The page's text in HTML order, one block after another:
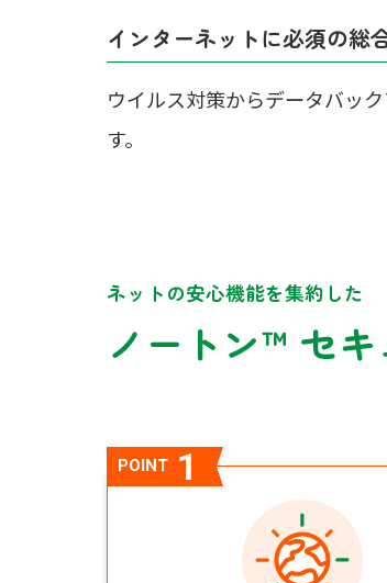
インターネットに必須の総
ウイルス対策からデータバッ
す。
ネットの安心機能を集約した
ノートン™ セ
POINT 1